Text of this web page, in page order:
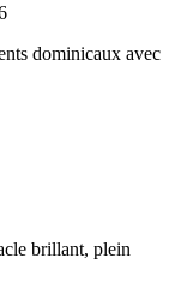
dominicaux avec
brillant, plein